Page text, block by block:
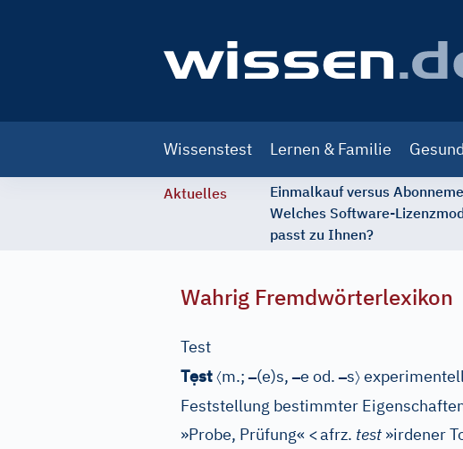
navigation
Wissenstest Lernen & Familie
Aktuelles
Einmalkauf versus
Welches Software-
passt zu Ihnen?
Wahrig Fremdwörterlexikon
Test
Tẹst〈m.;–(e)s,–e od.–s〉
Feststellung bestimmter
»Probe, Prüfung« <afrz. test »irdener